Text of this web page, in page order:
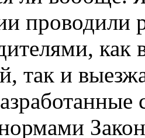
проводили
так и